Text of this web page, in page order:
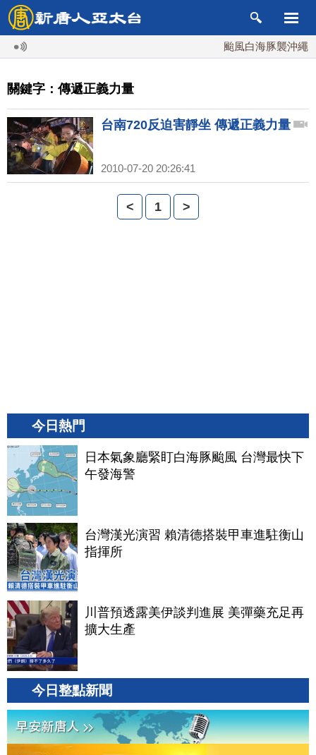
颱風白海豚襲沖繩
關鍵字：傳遞正義力量
台南720反迫害靜坐 傳遞正義力量
2010-07-20 20:26:41
< 1 >
今日熱門
日本氣象廳緊盯白海豚颱風 台灣最快下
午發海警
台灣漢光演習 賴清德搭裝甲車進駐衡山
指揮所
川普預透露美伊談判進展 美彈藥充足再
擴大生產
今日整點新聞